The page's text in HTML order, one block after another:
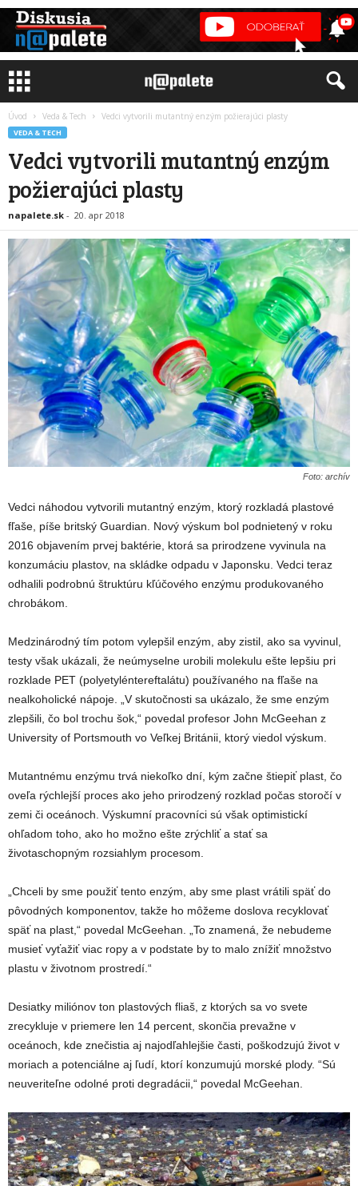
Úvod Veda & Tech Vedci vytvorili mutantný enzým požierajúci plasty
VEDA & TECH
Vedci vytvorili mutantný enzým
požierajúci plasty
napalete.sk - 20. apr 2018
Foto: archív
Vedci náhodou vytvorili mutantný enzým, ktorý rozkladá plastové
fľaše, píše britský Guardian. Nový výskum bol podnietený v roku
2016 objavením prvej baktérie, ktorá sa prirodzene vyvinula na
konzumáciu plastov, na skládke odpadu v Japonsku. Vedci teraz
odhalili podrobnú štruktúru kľúčového enzýmu produkovaného
chrobákom.
Medzinárodný tím potom vylepšil enzým, aby zistil, ako sa vyvinul,
testy však ukázali, že neúmyselne urobili molekulu ešte lepšiu pri
rozklade PET (polyetyléntereftalátu) používaného na fľaše na
nealkoholické nápoje. „V skutočnosti sa ukázalo, že sme enzým
zlepšili, čo bol trochu šok,“ povedal profesor John McGeehan z
University of Portsmouth vo Veľkej Británii, ktorý viedol výskum.
Mutantnému enzýmu trvá niekoľko dní, kým začne štiepiť plast, čo
oveľa rýchlejší proces ako jeho prirodzený rozklad počas storočí v
zemi či oceánoch. Výskumní pracovníci sú však optimistickí
ohľadom toho, ako ho možno ešte zrýchliť a stať sa
životaschopným rozsiahlym procesom.
„Chceli by sme použiť tento enzým, aby sme plast vrátili späť do
pôvodných komponentov, takže ho môžeme doslova recyklovať
späť na plast,“ povedal McGeehan. „To znamená, že nebudeme
musieť vyťažiť viac ropy a v podstate by to malo znížiť množstvo
plastu v životnom prostredí.“
Desiatky miliónov ton plastových fliaš, z ktorých sa vo svete
zrecykluje v priemere len 14 percent, skončia prevažne v
oceánoch, kde znečistia aj najodľahlejšie časti, poškodzujú život v
moriach a potenciálne aj ľudí, ktorí konzumujú morské plody. “Sú
neuveriteľne odolné proti degradácii,“ povedal McGeehan.